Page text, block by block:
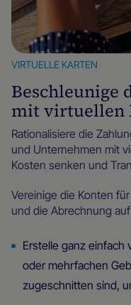
VIRTUELLE KARTEN
Beschleunige
mit virtuellen
Rationalisiere die
und Unternehmen mit
Kosten senken und
Vereinige die Konten
und die Abrechnung
Erstelle ganz einfach
oder mehrfachen
zugeschnitten sind,